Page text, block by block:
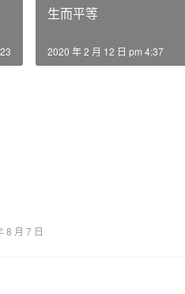
生而平等
2020 年 2 月 12 日 pm 4:37
8 月 7 日